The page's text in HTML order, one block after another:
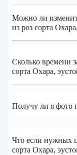
Можно ли
из роз сорта
Сколько времени
сорта Охара,
Получу ли я фото
Что если нужных
сорта Охара,